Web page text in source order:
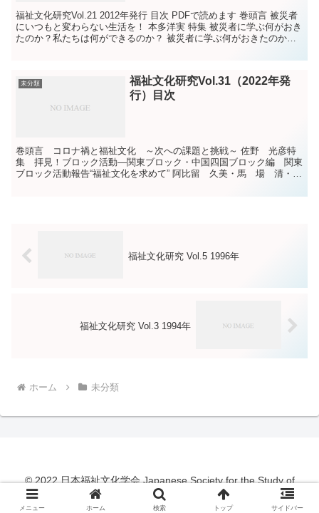
福祉文化研究Vol.21 2012年発行 目次 PDFで読めます 巻頭言 被災者
にいつもと変わらない生活を！ 本多洋実 特集 被災者に学ぶ何がおき
たのか？私たちは何ができるのか？ 被災者に学ぶ何がおきたのか？
未分類
福祉文化研究Vol.31（2022年発
行）目次
巻頭言 コロナ禍と福祉文化 ～次への課題と挑戦～ 佐野 光彦特
集 拝見！ブロック活動―関東ブロック・中国四国ブロック編 関東
ブロック活動報告“福祉文化を求めて” 阿比留 久美・馬 場 清・
福祉文化研究 Vol.5 1996年
福祉文化研究 Vol.3 1994年
ホーム 未分類
© 2022 日本福祉文化学会 Japanese Society for the Study of
Human Welfare and Culture.
メニュー ホーム 検索 トップ サイドバー